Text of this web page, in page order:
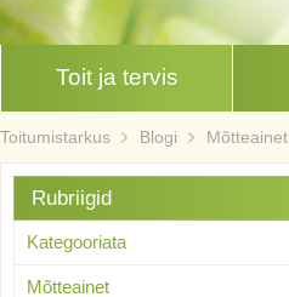
Toit ja tervis
Toitumistarkus Blogi Mõtteainet
Rubriigid
Kategooriata
Mõtteainet